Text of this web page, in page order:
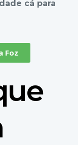
cá para
Foz